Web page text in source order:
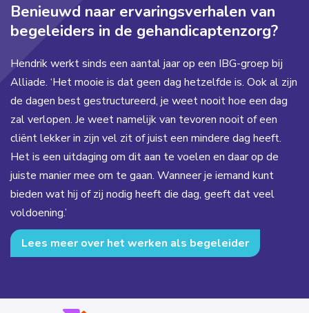
Benieuwd naar ervaringsverhalen van
begeleiders in de gehandicaptenzorg?
Hendrik werkt sinds een aantal jaar op een IBG-groep bij
Alliade. ‘Het mooie is dat geen dag hetzelfde is. Ook al zijn
de dagen best gestructureerd, je weet nooit hoe een dag
zal verlopen. Je weet namelijk van tevoren nooit of een
cliënt lekker in zijn vel zit of juist een mindere dag heeft.
Het is een uitdaging om dit aan te voelen en daar op de
juiste manier mee om te gaan. Wanneer je iemand kunt
bieden wat hij of zij nodig heeft die dag, geeft dat veel
voldoening.’
Lees meer over het werken als begeleider